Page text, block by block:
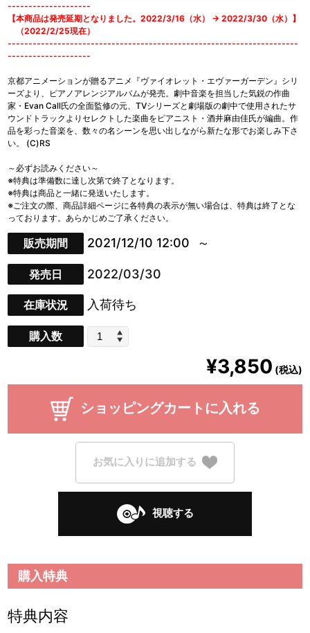
--------------------
【本商品は発売延期となりました。2022/3/16（水） → 2022/3/30（水）】
（2022/2/25現在）
----------------------------------------------------------------------
--------------------
京都アニメーションが贈るアニメ『ヴァイオレット・エヴァーガーデン』シリ
ーズより、ピアノアレンジアルバムが発売。劇中音楽を担当した気鋭の作曲
家・Evan Call氏の全面監修の元、TVシリーズと劇場版の劇中で使用されたサ
ウンドトラックよりセレクトした楽曲をピアニスト・酒井麻由佳氏が編曲。作
品を彩った音楽を、数々の名シーンを思い出しながら新たな形でお楽しみ下さ
い。 (C)RS
～必ずお読みください～
※特典は準備数に達し次第で終了となります。
※特典は商品と一緒に発送いたします。
※ご注文の際、商品詳細ページに各特典の表示が無い場合は、特典は終了とな
っております。あらかじめご了承ください。
販売期間 2021/12/10 12:00
発売日 2022/03/30
在庫状況 入荷待ち
購入数
¥3,850 (税込)
ショッピングカートに入れる
お気に入りに追加する
視聴する
購入特典
特典内容